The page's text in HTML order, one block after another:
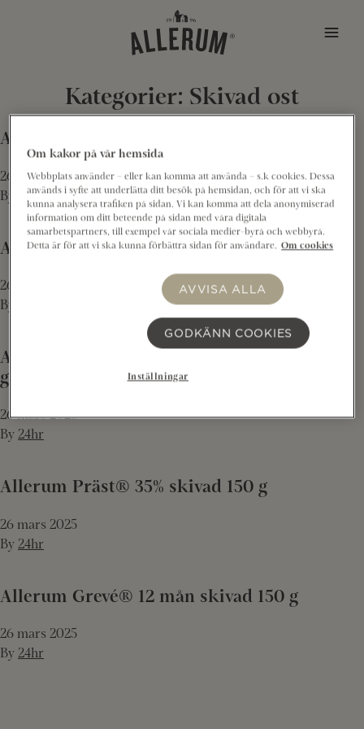
Kategorier: Skivad ost
Allerum Rike® skivad 150 g
26 mars 2025
By
24hr
Allerum Herrgård® 12 mån skivad 150 g
26 mars 2025
By
Allerum Skotsk Cheddar 12 mån skivad 150
g
26 mars 2025
By 24hr
Allerum Präst® 35% skivad 150 g
26 mars 2025
By 24hr
Allerum Grevé® 12 mån skivad 150 g
26 mars 2025
By 24hr
Om kakor på vår hemsida
Webbplats använder – eller kan komma att använda – s.k cookies. Dessa
används i syfte att underlätta ditt besök på hemsidan, och för att vi ska
kunna analysera trafiken på sidan. Vi kan komma att dela anonymiserad
information om ditt beteende på sidan med våra digitala
samarbetspartners, till exempel vår sociala medier-byrå och webbyrå.
Detta är för att vi ska kunna förbättra sidan för användare. Om cookies
AVVISA ALLA
GODKÄNN COOKIES
Inställningar